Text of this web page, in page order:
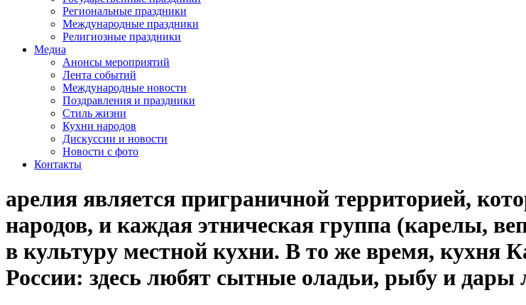
Региональные праздники
Международные праздники
Религиозные праздники
Медиа
Анонсы мероприятий
Лента событий
Международные новости
Поздравления и праздники
Cтиль жизни
Кухни народов
Дискуссии и новости
Новости с фото
Контакты
арелия является приграничной территорией,
народов, и каждая этническая группа (карелы,
в культуру местной кухни. В то же время, кухня
России: здесь любят сытные оладьи, рыбу и дары